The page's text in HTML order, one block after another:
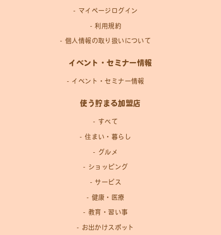
マイページログイン
利用規約
個人情報の取り扱いについて
イベント・セミナー情報
イベント・セミナー情報
使う貯まる加盟店
すべて
住まい・暮らし
グルメ
ショッピング
サービス
健康・医療
教育・習い事
お出かけスポット